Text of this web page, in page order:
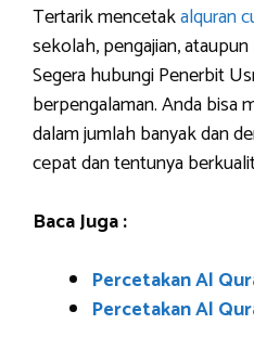
Tertarik mencetakalquran
sekolah, pengajian,
Segera hubungi Penerbit
berpengalaman. Anda bisa
dalam jumlah banyak dan
cepat dan tentunya
Baca Juga :
Percetakan Al
Percetakan Al